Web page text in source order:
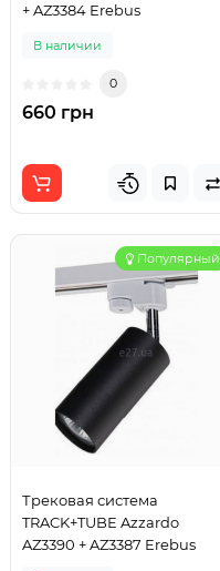
+ AZ3384 Erebus
В наличии
0
660 грн
Популярный
Трековая система
TRACK+TUBE Azzardo
AZ3390 + AZ3387 Erebus